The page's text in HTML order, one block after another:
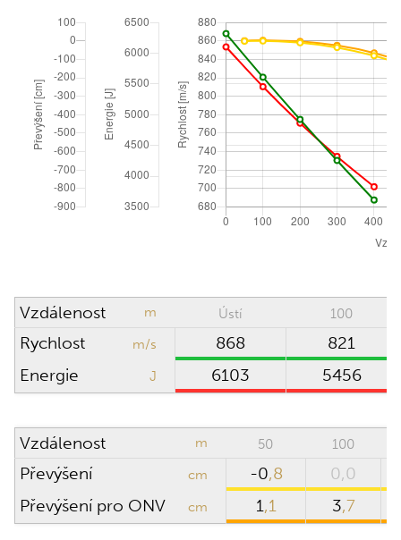
Nástřelná
vzdálenost
m
Polohový úhel °
ATMOSFERICKÉ PODMÍNKY Obnovit na ICAO
Absolutní tlak hPa (mbar)
Rychlost větru
°C
PUŠKOHLED
Výška puškohledu
nad osou hlavně
cm
Vzdálenost m Ústí 100
Rychlost m/s 868
821
Energie
J 6103 5456
Vzdálenost m 50 100
Převýšení cm -0,8
0,0
Převýšení pro ONV
cm 1,1 3,7